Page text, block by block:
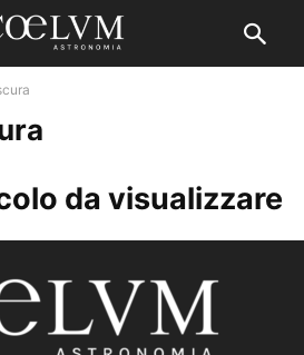
da visualizzare